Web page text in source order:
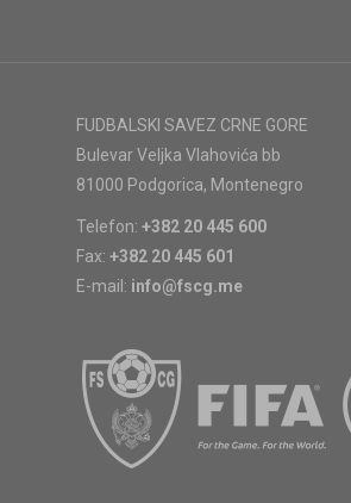
FUDBALSKI SAVEZ CRNE GORE
Bulevar Veljka Vlahovića bb
81000 Podgorica, Montenegro
Telefon: +382 20 445 600
Fax: +382 20 445 601
E-mail: info@fscg.me